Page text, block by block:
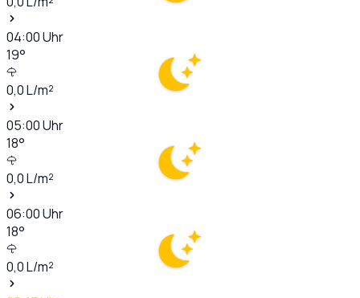
04:00Uhr
19°
0,0L/m²
05:00Uhr
18°
0,0L/m²
06:00Uhr
18°
0,0L/m²